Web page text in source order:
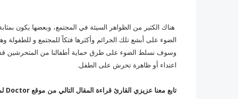
هناك الكثير من الظواهر السيئة في المجتمع، وبعضها يكون
الضوء على أبشع تلك الجرائم وأكثرها فتكاً للمجتمع و للطفولة
وسوف نسلط الضوء على طرق حماية أطفالنا من المتحرشين
اعتداء أو ظاهرة تحرش على الطفل.
تابع معنا عزيزي القارئ قراءة المقال التالي من موقع Doctor لمعرفة تفاصيل أكثر عن ذلك الموضوع.